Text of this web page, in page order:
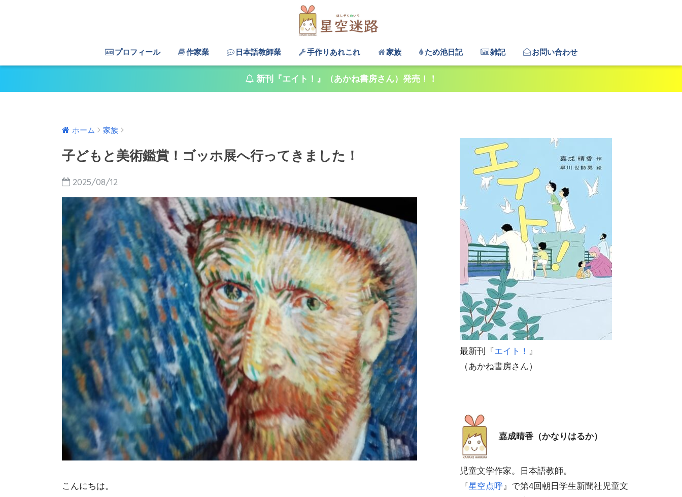
プロフィール 作家業 日本語教師業 手作りあれこれ 家族 ため池日記 雑記 お問い合わせ
新刊『エイト！』（あかね書房さん）発売！！
ホーム 家族
子どもと美術鑑賞！ゴッホ展へ行ってきました！
2025/08/12
こんにちは。
最新刊『エイト！ 』
（あかね書房さん）
嘉成晴香（かなりはるか）
児童文学作家。日本語教師。
『星空点呼』で第4回朝日学生新聞社児童文